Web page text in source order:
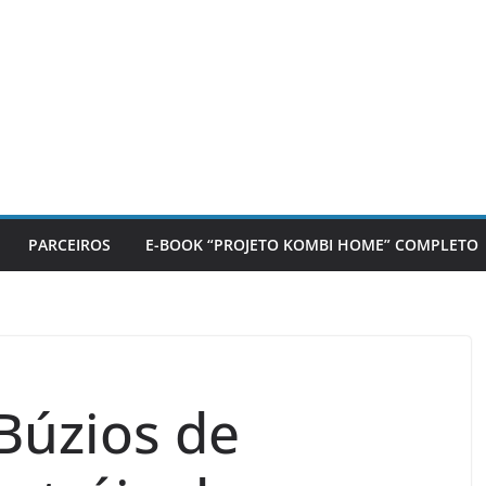
PARCEIROS E-BOOK “PROJETO KOMBI HOME” COMPLETO
de